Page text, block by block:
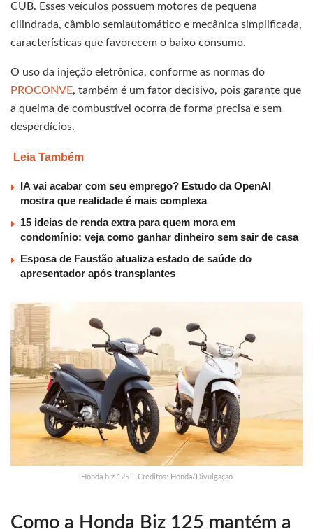
CUB. Esses veículos possuem motores de pequena
cilindrada, câmbio semiautomático e mecânica simplificada,
características que favorecem o baixo consumo.
O uso da injeção eletrônica, conforme as normas do
PROCONVE, também é um fator decisivo, pois garante que
a queima de combustível ocorra de forma precisa e sem
desperdícios.
Leia Também
IA vai acabar com seu emprego? Estudo da OpenAI
mostra que realidade é mais complexa
15 ideias de renda extra para quem mora em
condomínio: veja como ganhar dinheiro sem sair de casa
Esposa de Faustão atualiza estado de saúde do
apresentador após transplantes
Honda biz 125 – Créditos: Honda/Divulgação
Como a Honda Biz 125 mantém a